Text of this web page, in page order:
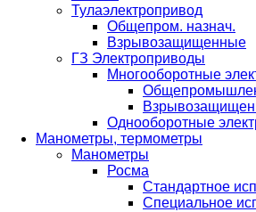
Тулаэлектропривод
Общепром. назнач.
Взрывозащищенные
ГЗ Электроприводы
Многооборотные
Однооборотные
Манометры, термометры
Манометры
Росма
Стандартное
Специальное